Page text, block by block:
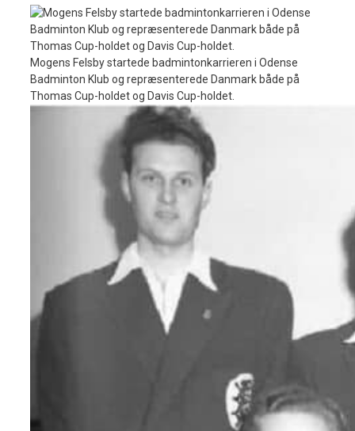
Mogens Felsby startede badmintonkarrieren i Odense
Badminton Klub og repræsenterede Danmark både på
Thomas Cup-holdet og Davis Cup-holdet.